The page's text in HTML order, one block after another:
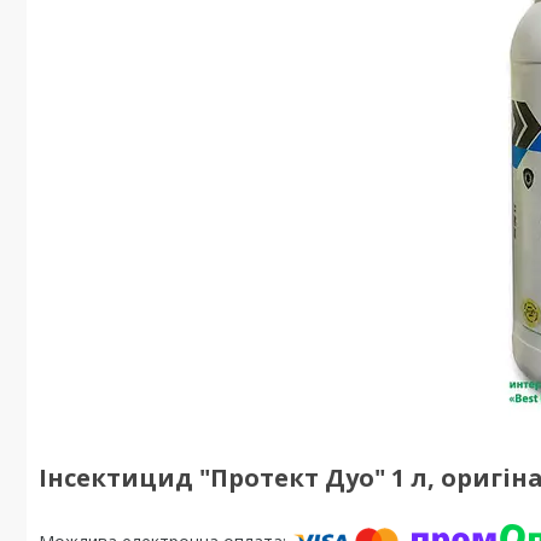
Інсектицид "Протект Дуо" 1 л,